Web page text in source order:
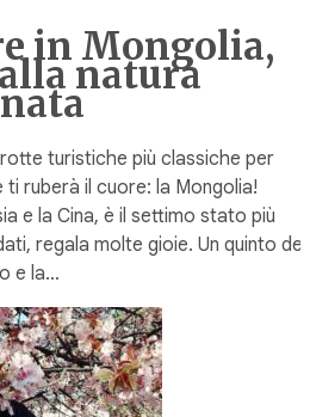
in Mongolia,
natura
turistiche più classiche per
ruberà il cuore: la Mongolia!
e la Cina, è il settimo stato più
regala molte gioie. Un quinto del
e la…